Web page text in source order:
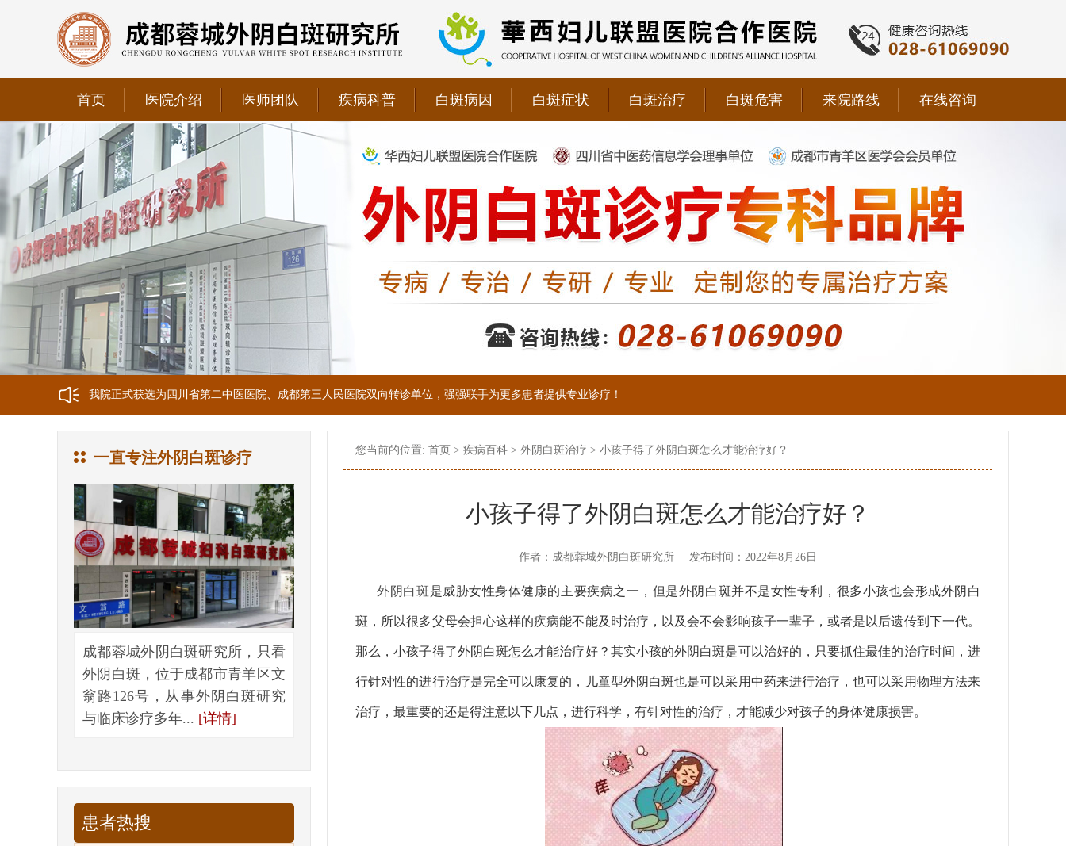
首页 医院介绍 医师团队 疾病科普 白斑病因 白斑症状 白斑治疗 白斑危害 来院路线 在线咨询
我院正式获选为四川省第二中医医院、成都第三人民医院双向转诊单位，强强联手为更多患者提供专业诊疗！
我院位于成都市青羊区文翁路126号，联系电话：028-61069090；警惕虚假广告，坚持正规医院就诊
我院现已成为四川省中医药信息学会理事单位、华西妇儿联盟合作医院！
我院正式获选为四川省第二中医医院、成都第三人民医院双向转诊单位，强强联手为更多患者提供专业诊疗！
我院位于成都市青羊区文翁路126号，联系电话：028-61069090；警惕虚假广告，坚持正规医院就诊
一直专注外阴白斑诊疗
成都蓉城外阴白斑研究所，只看
外阴白斑，位于成都市青羊区文
翁路126号，从事外阴白斑研究
与临床诊疗多年... [详情]
患者热搜
您当前的位置: 首页 > 疾病百科 > 外阴白斑治疗 > 小孩子得了外阴白斑怎么才能治疗好？
小孩子得了外阴白斑怎么才能治疗好？
作者：成都蓉城外阴白斑研究所 发布时间：2022年8月26日
外阴白斑是威胁女性身体健康的主要疾病之一，但是外阴白斑并不是女性专利，很多小孩也会形成外阴白
斑，所以很多父母会担心这样的疾病能不能及时治疗，以及会不会影响孩子一辈子，或者是以后遗传到下一代。
那么，小孩子得了外阴白斑怎么才能治疗好？其实小孩的外阴白斑是可以治好的，只要抓住最佳的治疗时间，进
行针对性的进行治疗是完全可以康复的，儿童型外阴白斑也是可以采用中药来进行治疗，也可以采用物理方法来
治疗，最重要的还是得注意以下几点，进行科学，有针对性的治疗，才能减少对孩子的身体健康损害。